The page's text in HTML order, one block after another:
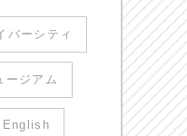
バーシティ
ージアム
English